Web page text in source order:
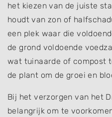
het kiezen van de juiste
houdt van zon of
een plek waar die
de grond voldoende
wat tuinaarde of compost
de plant om de groei en
Bij het verzorgen van het
belangrijk om te